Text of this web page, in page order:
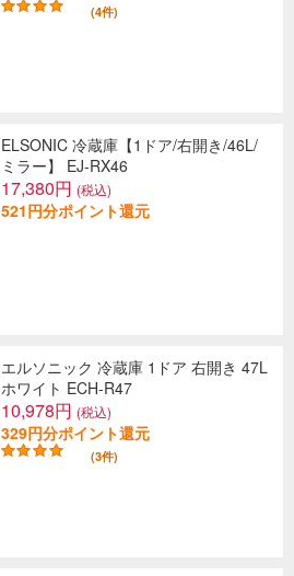
(4件)
ELSONIC 冷蔵庫【1ドア/右開き/46L/
ミラー】 EJ-RX46
17,380円 (税込)
521円分ポイント還元
エルソニック 冷蔵庫 1ドア 右開き 47L
ホワイト ECH-R47
10,978円 (税込)
329円分ポイント還元
(3件)